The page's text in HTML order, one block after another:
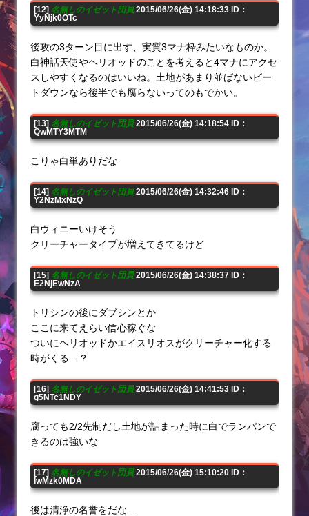
[12] 名無しのイゼット団員2015/06/26(金) 14:18:33 ID：
YyNjk0OTc
後攻の3ターン目に出す、実質3マナ枠みたいなものか。
白神話天使やヘリオッドのことを考えると4マナにアクセ
スしやすくなるのはいいね。土地があまり並ばないビー
トダウンなら後半でも腐らないってのもでかい。
[13] 名無しのイゼット団員2015/06/26(金) 14:18:54 ID：
QwMTY3MTM
こりゃ白単ありだな
[14] 名無しのイゼット団員2015/06/26(金) 14:32:46 ID：
Y2NzMxNzQ
白ウィニーいけそう
クリーチャータイプが増えてきてるけど
[15] 名無しのイゼット団員2015/06/26(金) 14:38:37 ID：
E2NjEwNzA
トリシンの後にダブシンとか
ここに来てえらい信心稼ぐな
ついにヘリオッドかエイスリオスがクリーチャー化する
時がくる…？
[16] 名無しのイゼット団員2015/06/26(金) 14:41:53 ID：
g5NTc1NDY
腐っても2/2先制だし土地が詰まった時に白でランパンで
きるのは強いな
[17] 名無しのイゼット団員2015/06/26(金) 15:10:20 ID：
IwMzk0MDA
後は清浄の名誉をだな…